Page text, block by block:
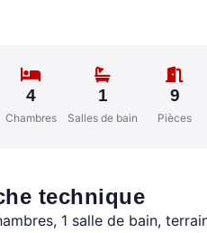
4
Chambres
1
Salles de bain
9
Pièces
technique
1 salle de bain,